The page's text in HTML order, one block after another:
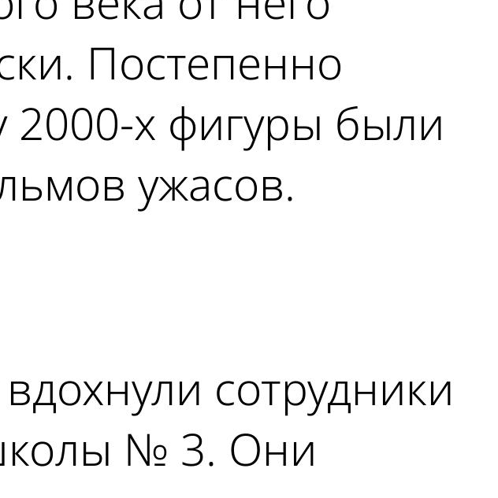
Постепенно
2000-х фигуры были
ужасов.
сотрудники
№ 3. Они